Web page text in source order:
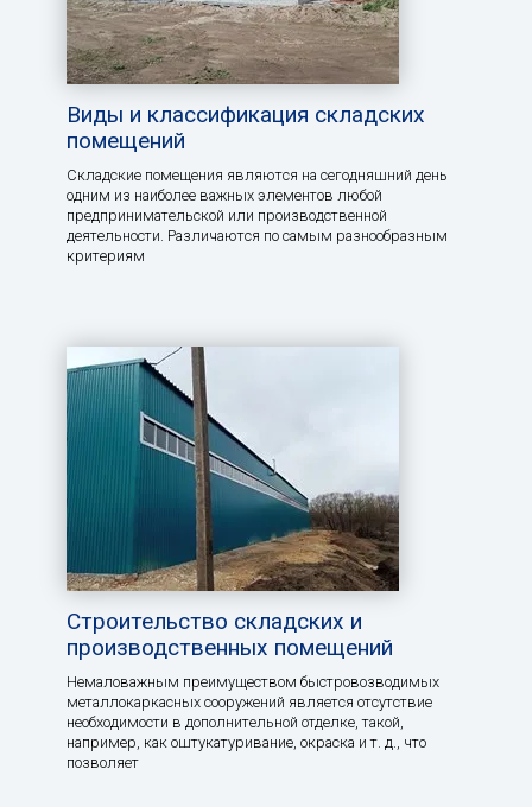
Виды и классификация складских
помещений
Складские помещения являются на сегодняшний день
одним из наиболее важных элементов любой
предпринимательской или производственной
деятельности. Различаются по самым разнообразным
критериям
Строительство складских и
производственных помещений
Немаловажным преимуществом быстровозводимых
металлокаркасных сооружений является отсутствие
необходимости в дополнительной отделке, такой,
например, как оштукатуривание, окраска и т. д., что
позволяет